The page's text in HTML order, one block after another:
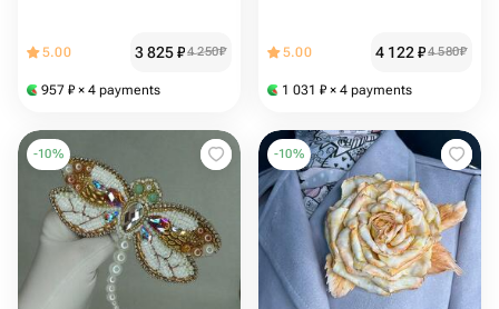
5.00 3 825₽4 250₽
957 ₽ × 4 payments
5.00 4 122₽4 580₽
1 031 ₽ × 4 payments
-10% -10%